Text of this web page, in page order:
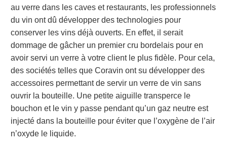
au verre dans les caves et restaurants, les professionnels
du vin ont dû développer des technologies pour
conserver les vins déjà ouverts. En effet, il serait
dommage de gâcher un premier cru bordelais pour en
avoir servi un verre à votre client le plus fidèle. Pour cela,
des sociétés telles que Coravin ont su développer des
accessoires permettant de servir un verre de vin sans
ouvrir la bouteille. Une petite aiguille transperce le
bouchon et le vin y passe pendant qu’un gaz neutre est
injecté dans la bouteille pour éviter que l’oxygène de l’air
n’oxyde le liquide.